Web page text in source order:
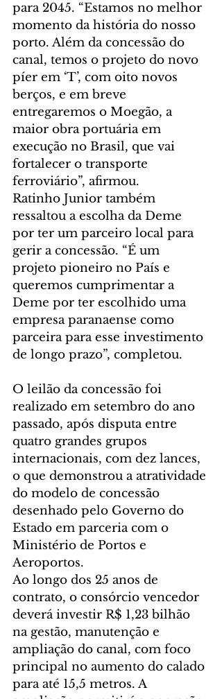
para 2045. “Estamos no melhor
momento da história do nosso
porto. Além da concessão do
canal, temos o projeto do novo
píer em ‘T’, com oito novos
berços, e em breve
entregaremos o Moegão, a
maior obra portuária em
execução no Brasil, que vai
fortalecer o transporte
ferroviário”, afirmou.
Ratinho Junior também
ressaltou a escolha da Deme
por ter um parceiro local para
gerir a concessão. “É um
projeto pioneiro no País e
queremos cumprimentar a
Deme por ter escolhido uma
empresa paranaense como
parceira para esse investimento
de longo prazo”, completou.
O leilão da concessão foi
realizado em setembro do ano
passado, após disputa entre
quatro grandes grupos
internacionais, com dez lances,
o que demonstrou a atratividade
do modelo de concessão
desenhado pelo Governo do
Estado em parceria com o
Ministério de Portos e
Aeroportos.
Ao longo dos 25 anos de
contrato, o consórcio vencedor
deverá investir R$ 1,23 bilhão
na gestão, manutenção e
ampliação do canal, com foco
principal no aumento do calado
para até 15,5 metros. A